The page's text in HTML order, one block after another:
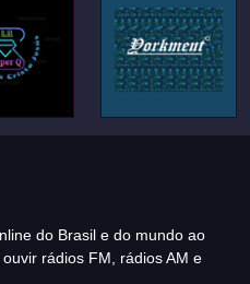
do Brasil e do mundo ao
rádios FM, rádios AM e